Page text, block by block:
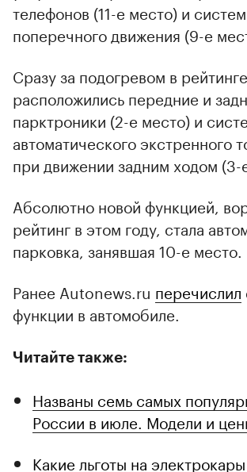
телефонов (11-е место) и
поперечного движения (9-е
Сразу за подогревом в рейтинге
расположились передние и
парктроники (2-е место) и
автоматического экстренного
при движении задним ходом (3-
Абсолютно новой функцией,
рейтинг в этом году, стала
парковка, занявшая 10-е место.
Ранее Autonews.ru перечислил
функции в автомобиле.
Читайте также:
Названы семь самых
России в июле. Модели и
Какие льготы на